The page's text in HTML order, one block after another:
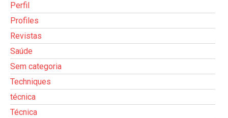
Perfil
Profiles
Revistas
Saúde
Sem categoria
Techniques
técnica
Técnica